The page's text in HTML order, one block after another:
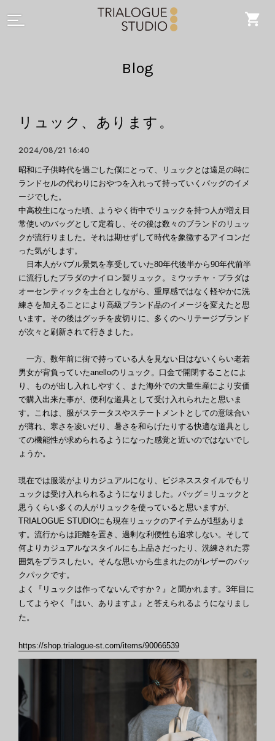
Blog
リュック、あります。
2024/08/21 16:40
昭和に子供時代を過ごした僕にとって、リュックとは遠足の時に
ランドセルの代わりにおやつを入れって持っていくバッグのイメ
ージでした。
中高校生になった頃、ようやく街中でリュックを持つ人が増え日
常使いのバッグとして定着し、その後は数々のブランドのリュッ
クが流行りました。それは期せずして時代を象徴するアイコンだ
った気がします。
日本人がバブル景気を享受していた80年代後半から90年代前半
に流行したプラダのナイロン製リュック。ミウッチャ・プラダは
オーセンティックを土台としながら、重厚感ではなく軽やかに洗
練さを加えることにより高級ブランド品のイメージを変えたと思
います。その後はグッチを皮切りに、多くのヘリテージブランド
が次々と刷新されて行きました。
一方、数年前に街で持っている人を見ない日はないくらい老若
男女が背負っていたanelloのリュック。口金で開閉することによ
り、ものが出し入れしやすく、また海外での大量生産により安価
で購入出来た事が、便利な道具として受け入れられたと思いま
す。これは、服がステータスやステートメントとしての意味合い
が薄れ、寒さを凌いだり、暑さを和らげたりする快適な道具とし
ての機能性が求められるようになった感覚と近いのではないでし
ょうか。
現在では服装がよりカジュアルになり、ビジネススタイルでもリ
ュックは受け入れられるようになりました。バッグ＝リュックと
思うくらい多くの人がリュックを使っていると思いますが、
TRIALOGUE STUDIOにも現在リュックのアイテムが1型ありま
す。流行からは距離を置き、過剰な利便性も追求しない。そして
何よりカジュアルなスタイルにも上品さだったり、洗練された雰
囲気をプラスしたい。そんな思いから生まれたのがレザーのバッ
クパックです。
よく『リュックは作ってないんですか？』と聞かれます。3年目に
してようやく『はい、ありますよ』と答えられるようになりまし
た。
https://shop.trialogue-st.com/items/90066539